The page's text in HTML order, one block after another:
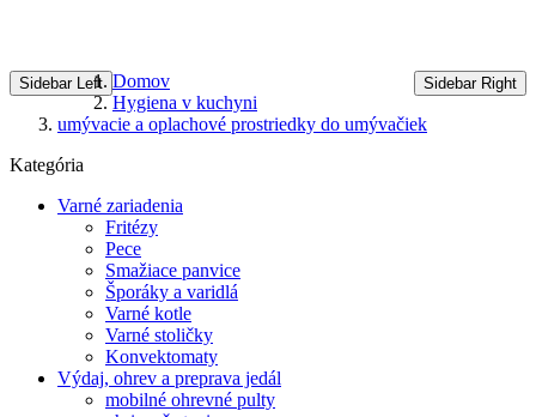
Sidebar Left Sidebar Right
Domov
Hygiena v kuchyni
umývacie a oplachové prostriedky do umývačiek
Kategória
Varné zariadenia
Fritézy
Pece
Smažiace panvice
Šporáky a varidlá
Varné kotle
Varné stoličky
Konvektomaty
Výdaj, ohrev a preprava jedál
mobilné ohrevné pulty